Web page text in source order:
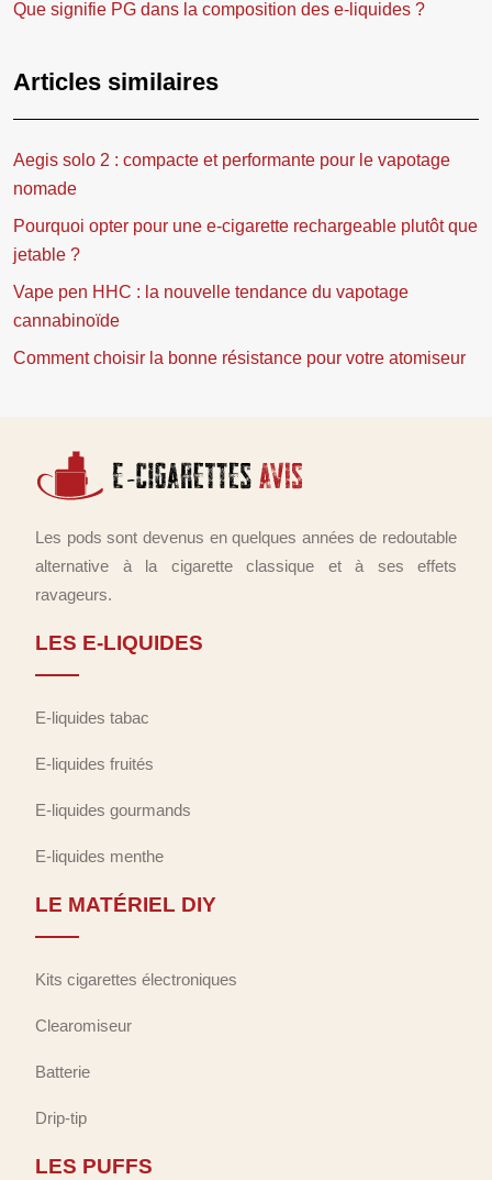
Que signifie PG dans la composition des e-liquides ?
Articles similaires
Aegis solo 2 : compacte et performante pour le vapotage
nomade
Pourquoi opter pour une e-cigarette rechargeable plutôt que
jetable ?
Vape pen HHC : la nouvelle tendance du vapotage
cannabinoïde
Comment choisir la bonne résistance pour votre atomiseur
Les pods sont devenus en quelques années de redoutable
alternative à la cigarette classique et à ses effets
ravageurs.
LES E-LIQUIDES
E-liquides tabac
E-liquides fruités
E-liquides gourmands
E-liquides menthe
LE MATÉRIEL DIY
Kits cigarettes électroniques
Clearomiseur
Batterie
Drip-tip
LES PUFFS